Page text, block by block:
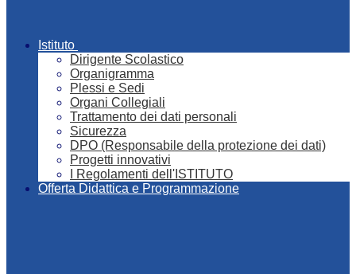
Istituto
Dirigente Scolastico
Organigramma
Plessi e Sedi
Organi Collegiali
Trattamento dei dati personali
Sicurezza
DPO (Responsabile della protezione dei dati)
Progetti innovativi
I Regolamenti dell'ISTITUTO
Offerta Didattica e Programmazione